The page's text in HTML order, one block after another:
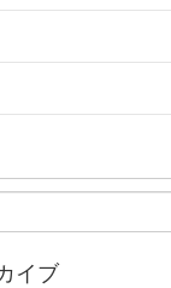
イブ